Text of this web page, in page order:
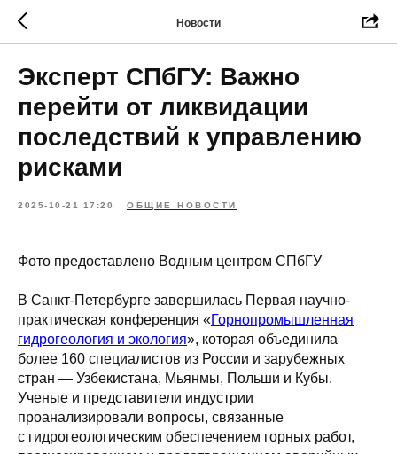
Новости
Эксперт СПбГУ: Важно
перейти от ликвидации
последствий к управлению
рисками
2025-10-21 17:20 ОБЩИЕ НОВОСТИ
Фото предоставлено Водным центром СПбГУ
В Санкт-Петербурге завершилась Первая научно-
практическая конференция «Горнопромышленная
гидрогеология и экология», которая объединила
более 160 специалистов из России и зарубежных
стран — Узбекистана, Мьянмы, Польши и Кубы.
Ученые и представители индустрии
проанализировали вопросы, связанные
с гидрогеологическим обеспечением горных работ,